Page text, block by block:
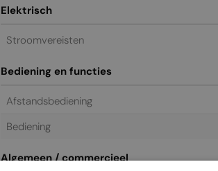
Elektrisch
Stroomvereisten
Bediening en functies
Afstandsbediening
Bediening
Algemeen / commercieel